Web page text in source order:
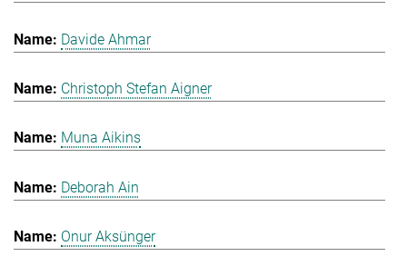
Davide Ahmar
Christoph Stefan Aigner
Muna Aikins
Deborah Ain
Onur Aksünger